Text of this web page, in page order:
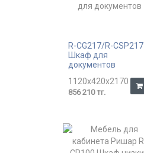
R-CG217/R-CSP217
Шкаф для
документов
1120x420x2170
856 210 тг.